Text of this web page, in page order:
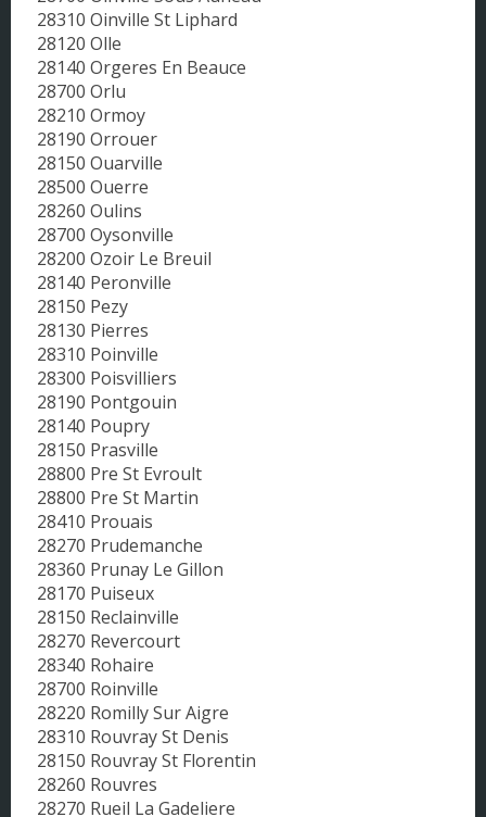
28310 Oinville St Liphard
28120 Olle
28140 Orgeres En Beauce
28700 Orlu
28210 Ormoy
28190 Orrouer
28150 Ouarville
28500 Ouerre
28260 Oulins
28700 Oysonville
28200 Ozoir Le Breuil
28140 Peronville
28150 Pezy
28130 Pierres
28310 Poinville
28300 Poisvilliers
28190 Pontgouin
28140 Poupry
28150 Prasville
28800 Pre St Evroult
28800 Pre St Martin
28410 Prouais
28270 Prudemanche
28360 Prunay Le Gillon
28170 Puiseux
28150 Reclainville
28270 Revercourt
28340 Rohaire
28700 Roinville
28220 Romilly Sur Aigre
28310 Rouvray St Denis
28150 Rouvray St Florentin
28260 Rouvres
28270 Rueil La Gadeliere